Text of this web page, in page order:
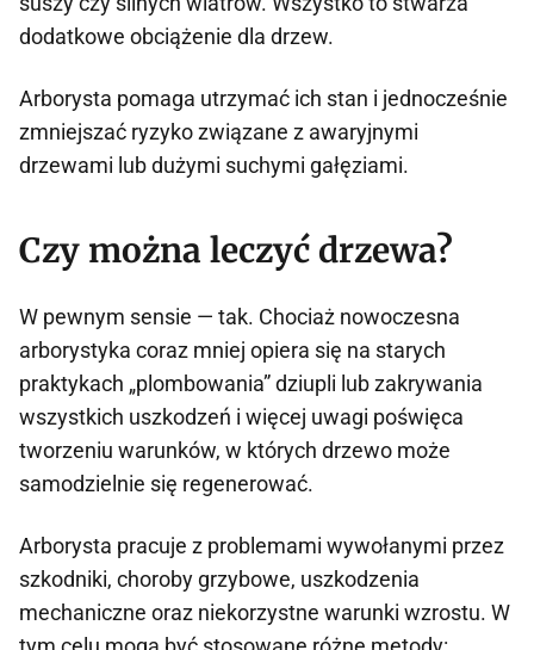
dodatkowe obciążenie dla drzew.
Arborysta pomaga utrzymać ich stan i jednocześnie
zmniejszać ryzyko związane z awaryjnymi
drzewami lub dużymi suchymi gałęziami.
Czy można leczyć drzewa?
W pewnym sensie — tak. Chociaż nowoczesna
arborystyka coraz mniej opiera się na starych
praktykach „plombowania” dziupli lub zakrywania
wszystkich uszkodzeń i więcej uwagi poświęca
tworzeniu warunków, w których drzewo może
samodzielnie się regenerować.
Arborysta pracuje z problemami wywołanymi przez
szkodniki, choroby grzybowe, uszkodzenia
mechaniczne oraz niekorzystne warunki wzrostu. W